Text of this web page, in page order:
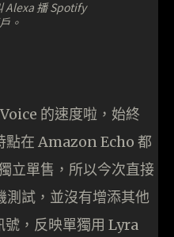
Alexa 播 Spotify
。
的速度啦，始終
點在 Amazon Echo 都
立單售，所以今次直接
試，並沒有增添其他
，反映單獨用 Lyra